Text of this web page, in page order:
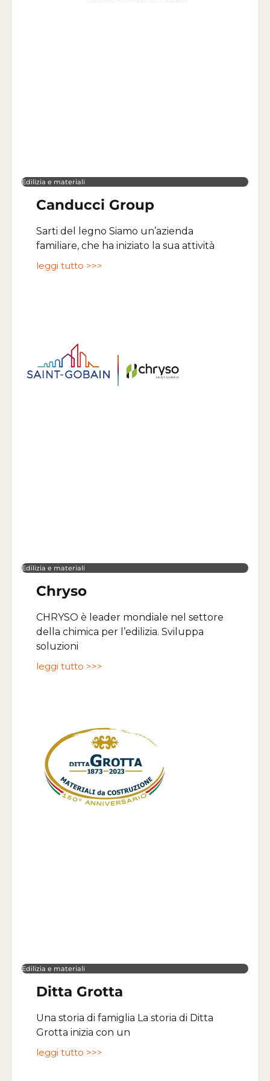
Edilizia e materiali
Canducci Group
Sarti del legno Siamo un’azienda
familiare, che ha iniziato la sua attività
leggi tutto >>>
Edilizia e materiali
Chryso
CHRYSO è leader mondiale nel settore
della chimica per l’edilizia. Sviluppa
soluzioni
leggi tutto >>>
Edilizia e materiali
Ditta Grotta
Una storia di famiglia La storia di Ditta
Grotta inizia con un
leggi tutto >>>